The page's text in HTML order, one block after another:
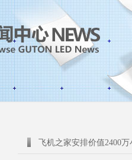
飞机之家安排价值2400